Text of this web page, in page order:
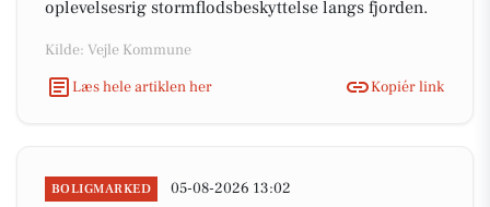
oplevelsesrig stormflodsbeskyttelse langs fjorden.
Kilde: Vejle Kommune
Læs hele artiklen her
Kopiér link
BOLIGMARKED 05-08-2026 13:02